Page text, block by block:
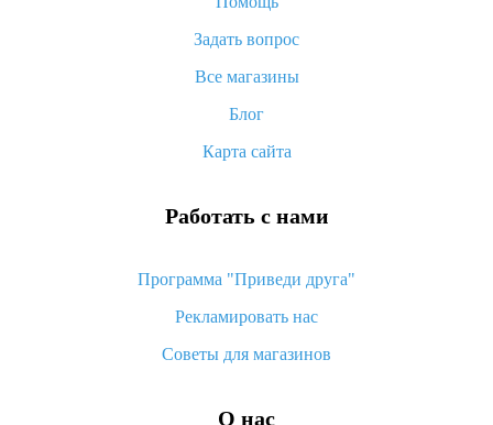
Как покупать оптом на Алиэкспресс
Что делать, если не пришел товар с Алиэкспресс
возврата денег
Задать вопрос
Все магазины
Блог
Карта сайта
Работать с нами
Программа "Приведи друга"
Рекламировать нас
Советы для магазинов
О нас